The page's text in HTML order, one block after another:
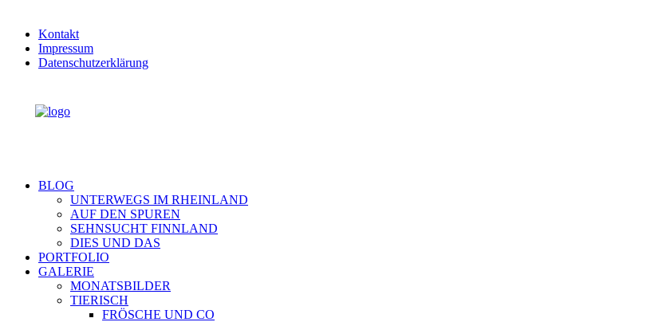
Kontakt
Impressum
Datenschutzerklärung
BLOG
UNTERWEGS IM RHEINLAND
AUF DEN SPUREN
SEHNSUCHT FINNLAND
DIES UND DAS
PORTFOLIO
GALERIE
MONATSBILDER
TIERISCH
FRÖSCHE UND CO